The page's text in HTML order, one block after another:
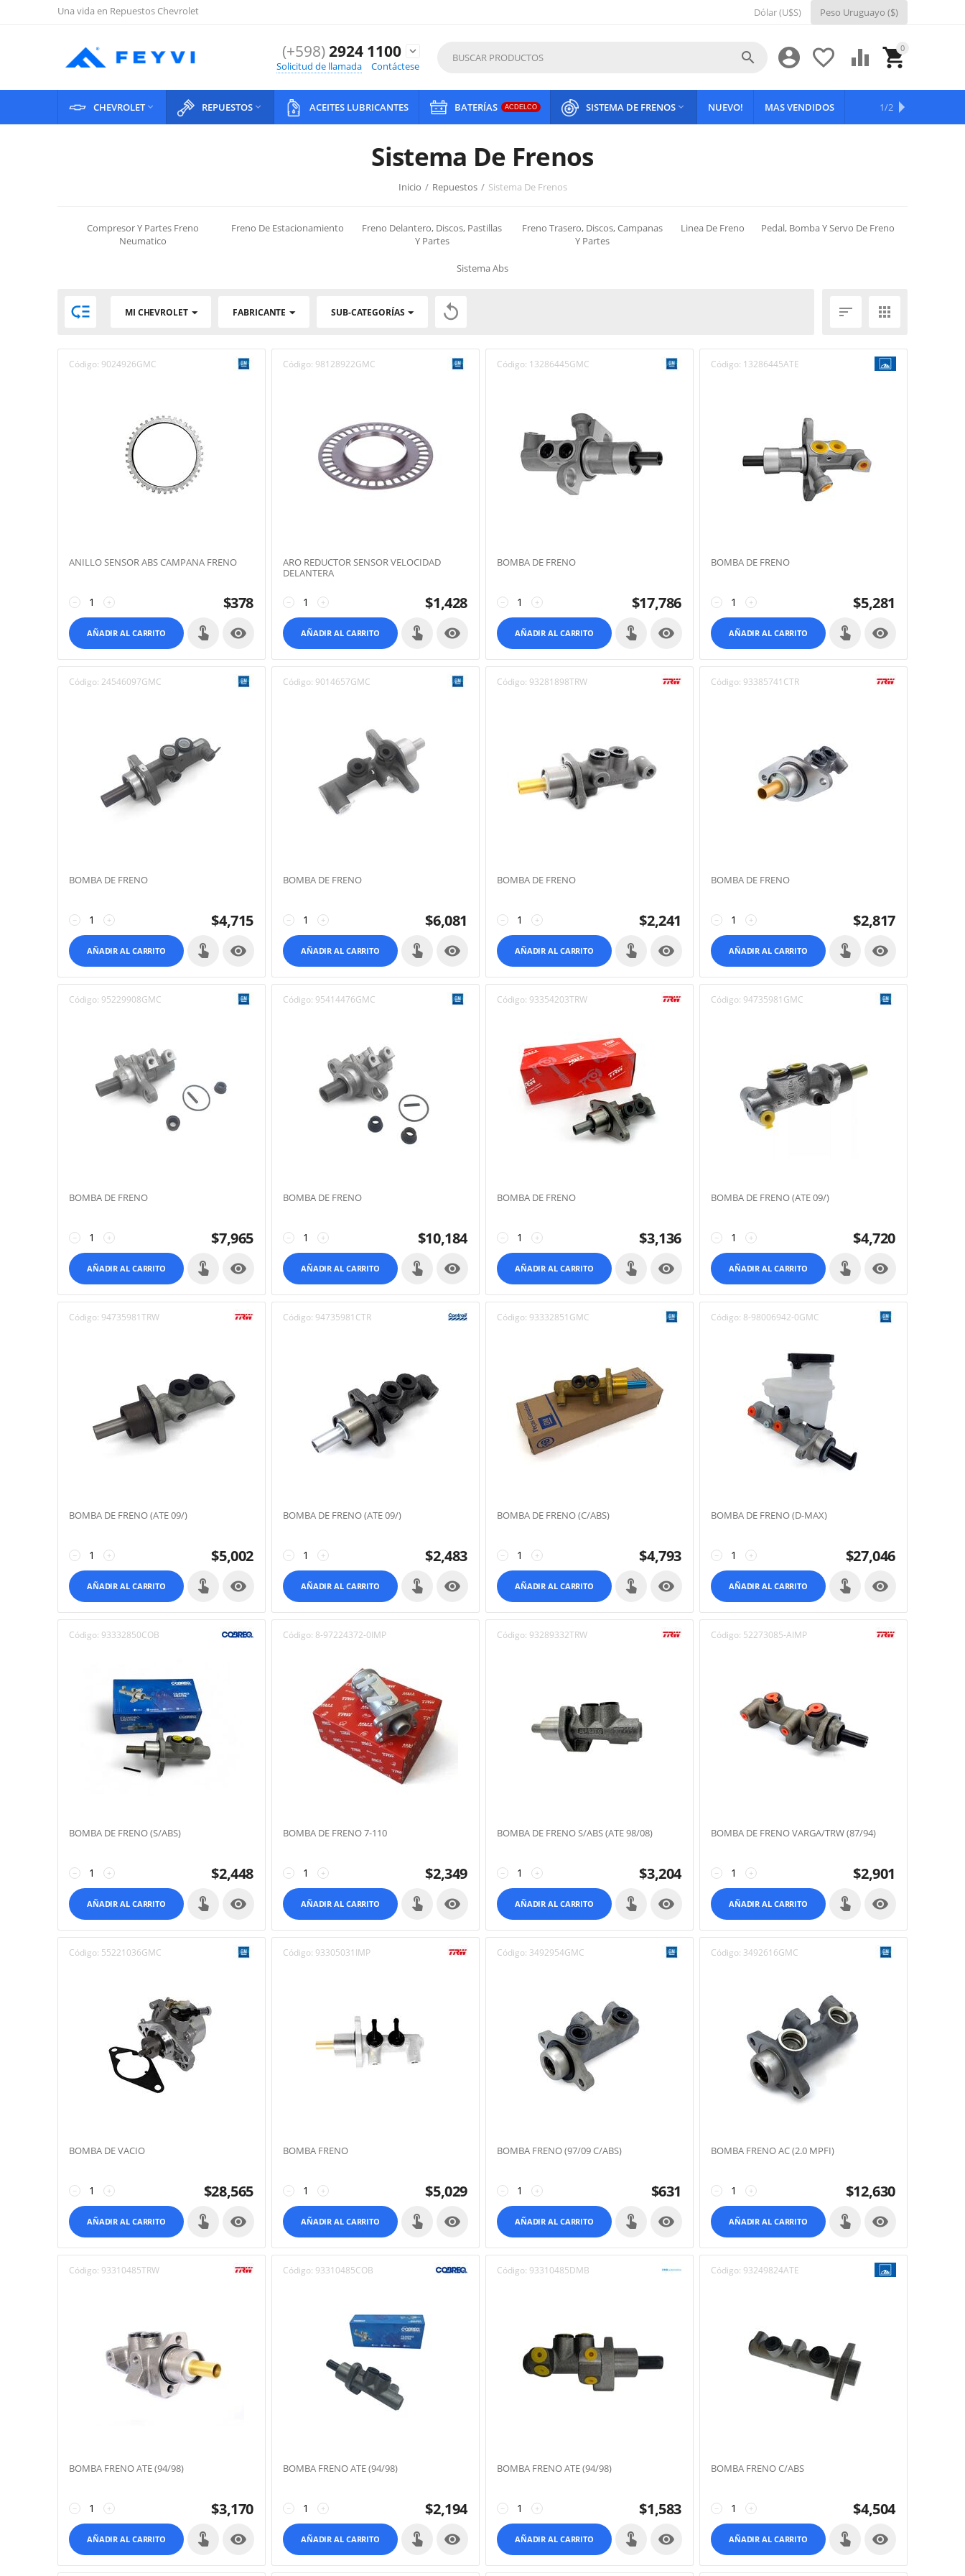
Una vida en Repuestos Chevrolet Dólar (U$S) Peso Uruguayo ($)
(+598)2924 1100
expand_more
Solicitud de llamada
Contáctese
0

 


CHEVROLET REPUESTOS  ACEITES LUBRICANTES BATERÍAS ACDELCO SISTEMA DE FRENOS  NUEVO! MAS VENDIDOS OFERTAS
1/2
Sistema De Frenos
Inicio / Repuestos / Sistema De Frenos
Compresor Y Partes Freno
Neumatico
Freno De Estacionamiento
Freno Delantero, Discos, Pastillas
Y Partes
Freno Trasero, Discos, Campanas
Y Partes
Linea De Freno Pedal, Bomba Y Servo De Freno
Sistema Abs
 MI CHEVROLET FABRICANTE SUB-CATEGORÍAS   
Código: 9024926GMC
ANILLO SENSOR ABS CAMPANA FRENO
+
− $378
AÑADIR AL CARRITO 
Código: 98128922GMC
ARO REDUCTOR SENSOR VELOCIDAD
DELANTERA
+
− $1,428
AÑADIR AL CARRITO 
Código: 13286445GMC
BOMBA DE FRENO
+
− $17,786
AÑADIR AL CARRITO 
Código: 13286445ATE
BOMBA DE FRENO
+
− $5,281
AÑADIR AL CARRITO 
Código: 24546097GMC
BOMBA DE FRENO
+
− $4,715
AÑADIR AL CARRITO 
Código: 9014657GMC
BOMBA DE FRENO
+
− $6,081
AÑADIR AL CARRITO 
Código: 93281898TRW
BOMBA DE FRENO
+
− $2,241
AÑADIR AL CARRITO 
Código: 93385741CTR
BOMBA DE FRENO
+
− $2,817
AÑADIR AL CARRITO 
Código: 95229908GMC
BOMBA DE FRENO
+
− $7,965
AÑADIR AL CARRITO 
Código: 95414476GMC
BOMBA DE FRENO
+
− $10,184
AÑADIR AL CARRITO 
Código: 93354203TRW
BOMBA DE FRENO
+
− $3,136
AÑADIR AL CARRITO 
Código: 94735981GMC
BOMBA DE FRENO (ATE 09/)
+
− $4,720
AÑADIR AL CARRITO 
Código: 94735981TRW
BOMBA DE FRENO (ATE 09/)
+
− $5,002
AÑADIR AL CARRITO 
Código: 94735981CTR
BOMBA DE FRENO (ATE 09/)
+
− $2,483
AÑADIR AL CARRITO 
Código: 93332851GMC
BOMBA DE FRENO (C/ABS)
+
− $4,793
AÑADIR AL CARRITO 
Código: 8-98006942-0GMC
BOMBA DE FRENO (D-MAX)
+
− $27,046
AÑADIR AL CARRITO 
Código: 93332850COB
BOMBA DE FRENO (S/ABS)
+
− $2,448
AÑADIR AL CARRITO 
Código: 8-97224372-0IMP
BOMBA DE FRENO 7-110
+
− $2,349
AÑADIR AL CARRITO 
Código: 93289332TRW
BOMBA DE FRENO S/ABS (ATE 98/08)
+
− $3,204
AÑADIR AL CARRITO 
Código: 52273085-AIMP
BOMBA DE FRENO VARGA/TRW (87/94)
+
− $2,901
AÑADIR AL CARRITO 
Código: 55221036GMC
BOMBA DE VACIO
+
− $28,565
AÑADIR AL CARRITO 
Código: 93305031IMP
BOMBA FRENO
+
− $5,029
AÑADIR AL CARRITO 
Código: 3492954GMC
BOMBA FRENO (97/09 C/ABS)
+
− $631
AÑADIR AL CARRITO 
Código: 3492616GMC
BOMBA FRENO AC (2.0 MPFI)
+
− $12,630
AÑADIR AL CARRITO 
Código: 93310485TRW
BOMBA FRENO ATE (94/98)
+
− $3,170
AÑADIR AL CARRITO 
Código: 93310485COB
BOMBA FRENO ATE (94/98)
+
− $2,194
AÑADIR AL CARRITO 
Código: 93310485DMB
BOMBA FRENO ATE (94/98)
+
− $1,583
AÑADIR AL CARRITO 
Código: 93249824ATE
BOMBA FRENO C/ABS
+
− $4,504
AÑADIR AL CARRITO 